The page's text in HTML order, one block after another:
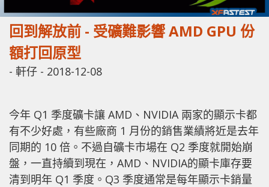
回到解放前 - 受礦難影響 AMD GPU 份
額打回原型
- 軒仔 - 2018-12-08
今年 Q1 季度礦卡讓 AMD、NVIDIA 兩家的顯示卡都
有不少好處，有些廠商 1 月份的銷售業績將近是去年
同期的 10 倍。不過自礦卡市場在 Q2 季度就開始崩
盤，一直持續到現在，AMD、NVIDIA的顯卡庫存要
清到明年 Q1 季度。Q3 季度通常是每年顯示卡銷量